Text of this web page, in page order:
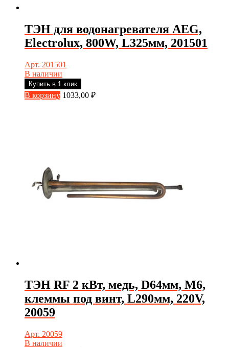
ТЭН для водонагревателя AEG,
Electrolux, 800W, L325мм, 201501
Арт. 201501
В наличии
Купить в 1 клик
В корзину 1033,00 ₽
ТЭН RF 2 кВт, медь, D64мм, М6,
клеммы под винт, L290мм, 220V,
20059
Арт. 20059
В наличии